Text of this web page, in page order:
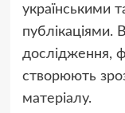
українськими
публікаціями.
дослідження,
створюють
матеріалу.